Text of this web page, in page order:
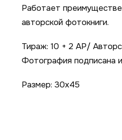
Работает
авторской фотокниги.
Тираж: 10 + 2 AP/
Фотография подписана
Размер: 30х45